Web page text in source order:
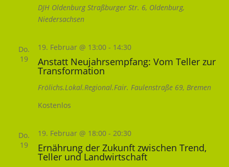
DJH OldenburgStraßburger Str. 6, Oldenburg,
Niedersachsen
Do.
19
Anstatt Neujahrsempfang: Vom Teller zur
Transformation
19. Februar @ 13:00- 14:30
Frölichs.Lokal.Regional.Fair. Faulenstraße 69, Bremen
Kostenlos
Do.
19
Ernährung der Zukunft zwischen Trend,
Teller und Landwirtschaft
19. Februar @ 18:00- 20:30